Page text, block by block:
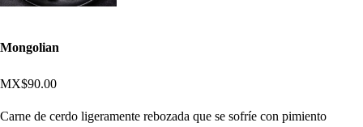
Mongolian
MX$90.00
Carne de cerdo ligeramente rebozada que se sofríe con pimiento